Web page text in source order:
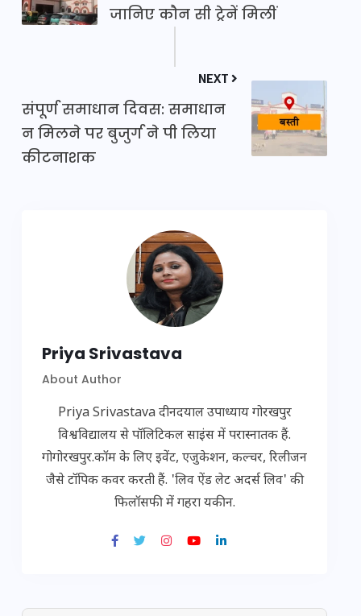
जानिए कौन सी ट्रेनें मिलीं
NEXT
संपूर्ण समाधान दिवस: समाधान
न मिलने पर बुजुर्ग ने पी लिया
कीटनाशक
Priya Srivastava
About Author
Priya Srivastava दीनदयाल उपाध्याय गोरखपुर
विश्वविद्यालय से पॉलिटिकल साइंस में परास्नातक हैं.
गोगोरखपुर.कॉम के लिए इवेंट, एजुकेशन, कल्चर, रिलीजन
जैसे टॉपिक कवर करती हैं. 'लिव ऐंड लेट अदर्स लिव' की
फिलॉसफी में गहरा यकीन.